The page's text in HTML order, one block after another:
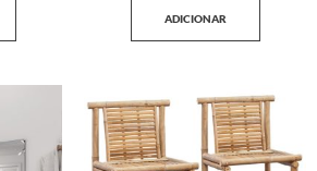
ADICIONAR